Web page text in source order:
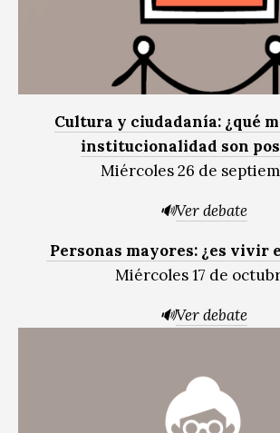
Cultura y ciudadanía: ¿qué
institucionalidad son
Miércoles 26 de
🔊Ver debate
Personas mayores: ¿es vivir
Miércoles 17 de
🔊Ver debate